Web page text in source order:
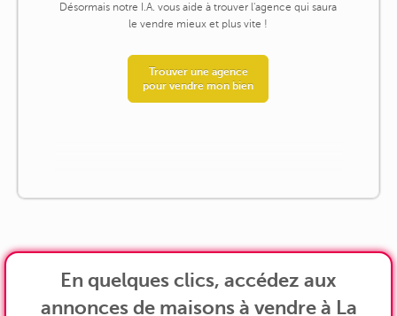
Désormais notre I.A. vous aide à trouver l'agence qui saura
le vendre mieux et plus vite !
Trouver une agence
pour vendre mon bien
En quelques clics, accédez aux
annonces de maisons à vendre à La